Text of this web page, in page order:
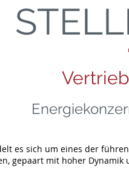
es sich um eines der
gepaart mit hoher Dynamik